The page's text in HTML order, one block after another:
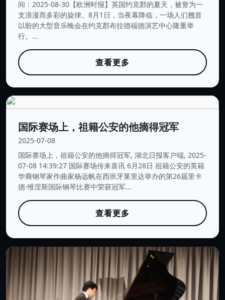
间：2025-08-30【欧洲时报】英国约克郡的夏天，被誉为一
支浪漫而多彩的旋律。8月1日，当夜幕降临，一场人们翘首
以盼的大型音乐晚会在约克郡布拉德福德演艺中心隆重举
行。...
查看更多
国际赛场上，祖籍公安的他摘得冠军
2025-07-08
国际赛场上，祖籍公安的他摘得冠军, 湖北日报客户端, 2025-
07-08 14:39:27 国际赛场传来喜讯 6月28日 祖籍公安的英籍
华裔钢琴家作曲家杨远帆在西班牙莱里达举办的第26届里卡
德·维涅斯国际钢琴比赛中荣获冠军...
查看更多